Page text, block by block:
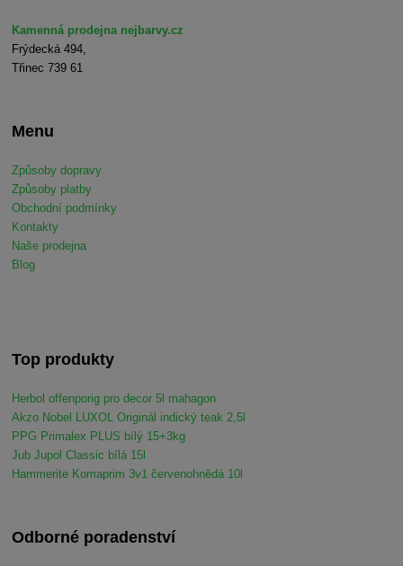
Kamenná prodejna nejbarvy.cz
Frýdecká 494,
Třinec 739 61
Menu
Způsoby dopravy
Způsoby platby
Obchodní podmínky
Kontakty
Naše prodejna
Blog
Top produkty
Herbol offenporig pro decor 5l mahagon
Akzo Nobel LUXOL Originál indický teak 2,5l
PPG Primalex PLUS bílý 15+3kg
Jub Jupol Classic bílá 15l
Hammerite Komaprim 3v1 červenohnědá 10l
Odborné poradenství